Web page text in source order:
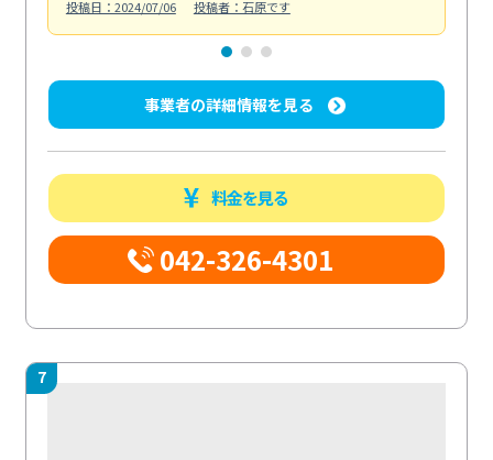
投稿日：2024/07/06
投稿者：石原です
事業者の詳細情報を見る
料金を見る
042-326-4301
7